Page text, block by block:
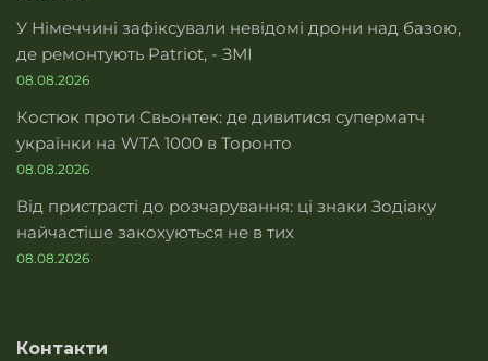
У Німеччині зафіксували невідомі дрони над базою,
де ремонтують Patriot, - ЗМІ
08.08.2026
Костюк проти Свьонтек: де дивитися суперматч
українки на WTA 1000 в Торонто
08.08.2026
Від пристрасті до розчарування: ці знаки Зодіаку
найчастіше закохуються не в тих
08.08.2026
Контакти